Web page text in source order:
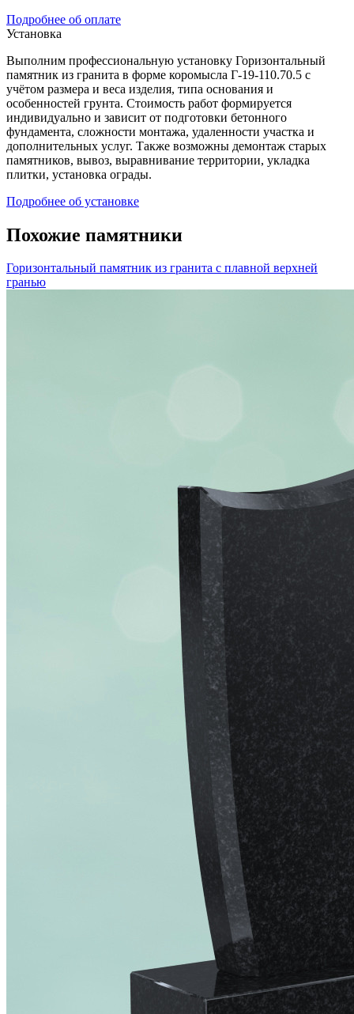
Подробнее об оплате
Установка
Выполним профессиональную установку Горизонтальный
памятник из гранита в форме коромысла Г-19-110.70.5 с
учётом размера и веса изделия, типа основания и
особенностей грунта. Стоимость работ формируется
индивидуально и зависит от подготовки бетонного
фундамента, сложности монтажа, удаленности участка и
дополнительных услуг. Также возможны демонтаж старых
памятников, вывоз, выравнивание территории, укладка
плитки, установка ограды.
Подробнее об установке
Похожие памятники
Горизонтальный памятник из гранита с плавной верхней
гранью